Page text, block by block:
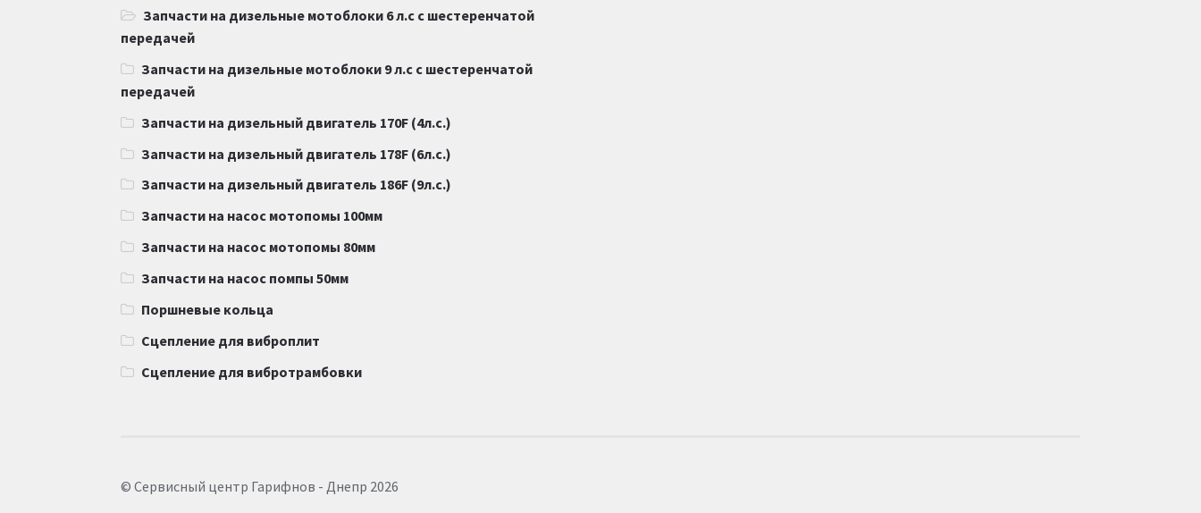
Запчасти на дизельные мотоблоки 6 л.с с шестеренчатой
передачей
Запчасти на дизельные мотоблоки 9 л.с с шестеренчатой
передачей
Запчасти на дизельный двигатель 170F (4л.с.)
Запчасти на дизельный двигатель 178F (6л.с.)
Запчасти на дизельный двигатель 186F (9л.с.)
Запчасти на насос мотопомы 100мм
Запчасти на насос мотопомы 80мм
Запчасти на насос помпы 50мм
Поршневые кольца
Сцепление для виброплит
Сцепление для вибротрамбовки
© Сервисный центр Гарифнов - Днепр 2026